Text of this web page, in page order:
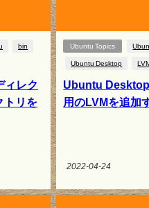
bin
ィレク
トリを
Ubuntu Topics
Ubuntu Desktop
Ubuntu
用のLVMを追加
2022-04-24